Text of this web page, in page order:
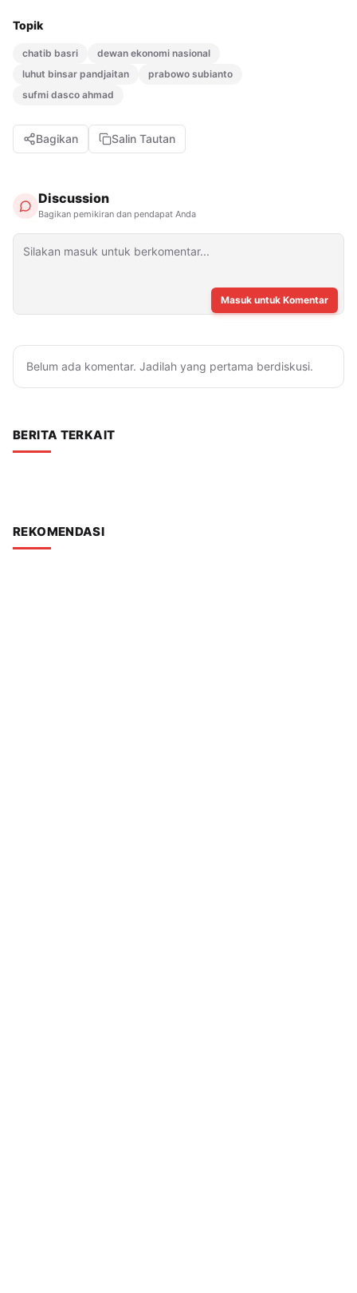
Topik
chatib basri
dewan ekonomi nasional
luhut binsar pandjaitan
prabowo subianto
sufmi dasco ahmad
Bagikan Salin Tautan
Discussion
Bagikan pemikiran dan pendapat Anda
Masuk untuk Komentar
Belum ada komentar. Jadilah yang pertama berdiskusi.
BERITA TERKAIT
REKOMENDASI